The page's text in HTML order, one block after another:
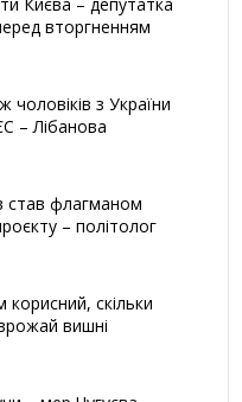
вторгненням
чоловіків з України
– Лібанова
став флагманом
– політолог
скільки
вишні